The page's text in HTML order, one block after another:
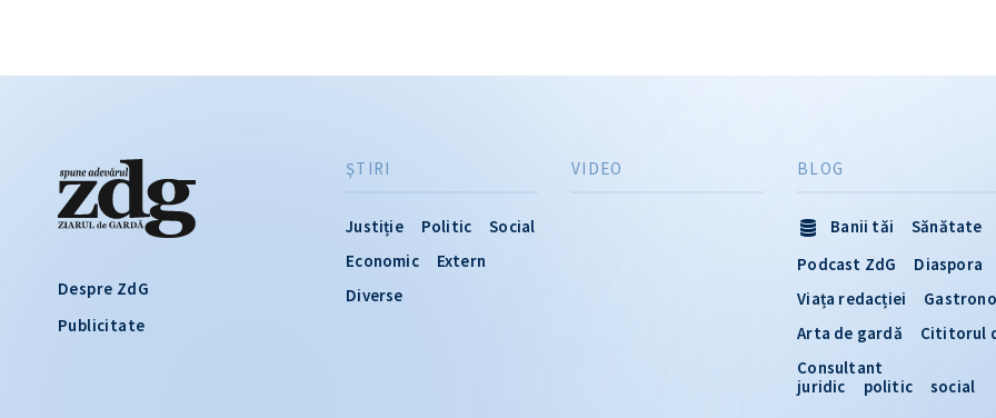
Despre ZdG
Publicitate
ŞTIRI
Justiție Politic
Social
Economic
Extern
Diverse
VIDEO BLOG
Banii tăi
Sănătate
Podcast ZdG
Diaspora
Viața redacției
Arta de gardă
Cititorul
Consultant
juridic
politic social